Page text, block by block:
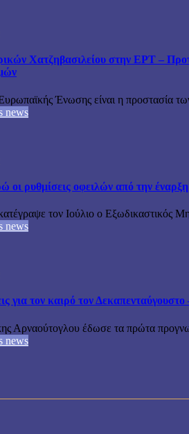
Χατζηβασιλείου στην ΕΡΤ –
Ένωσης είναι η προστασία
news
οι ρυθμίσεις οφειλών από την
τον Ιούλιο ο Εξωδικαστικός
news
για τον καιρό τον
Αρναούτογλου έδωσε τα πρώτα
news